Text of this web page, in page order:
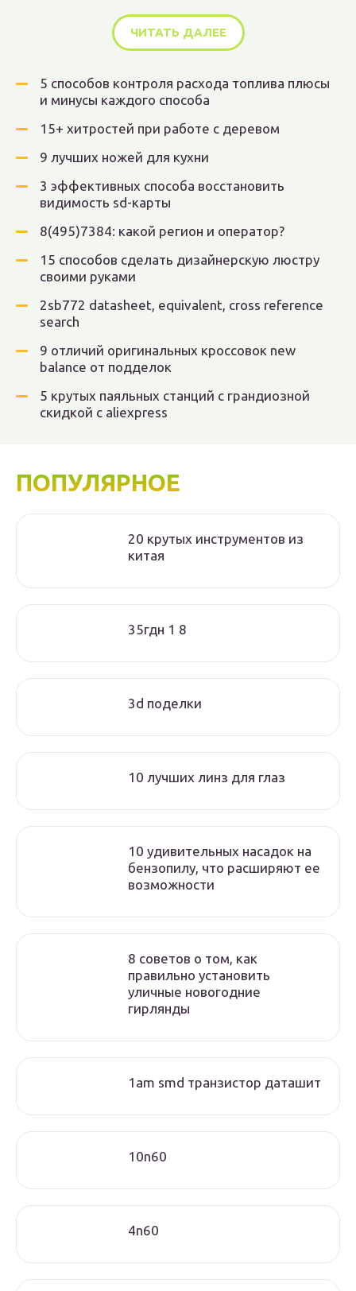
ЧИТАТЬ ДАЛЕЕ
5 способов контроля расхода топлива плюсы
и минусы каждого способа
15+ хитростей при работе с деревом
9 лучших ножей для кухни
3 эффективных способа восстановить
видимость sd-карты
8(495)7384: какой регион и оператор?
15 способов сделать дизайнерскую люстру
своими руками
2sb772 datasheet, equivalent, cross reference
search
9 отличий оригинальных кроссовок new
balance от подделок
5 крутых паяльных станций с грандиозной
скидкой с aliexpress
ПОПУЛЯРНОЕ
20 крутых инструментов из
китая
35гдн 1 8
3d поделки
10 лучших линз для глаз
10 удивительных насадок на
бензопилу, что расширяют ее
возможности
8 советов о том, как
правильно установить
уличные новогодние
гирлянды
1am smd транзистор даташит
10n60
4n60